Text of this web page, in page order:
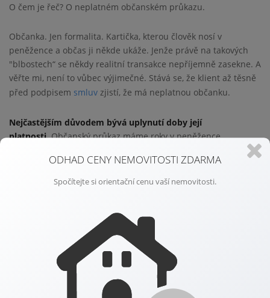
O čem je řeč? O neplatném občanském průkazu.
Občanka. Jen formalita. Kartička, kterou člověk nosí v
peněžence a občas ji někde ukáže. Jenže právě na takových
"blbostech“ se někdy realitní transakce nepříjemně zasekne. A
věřte mi, není to vůbec výjimečné. Stává se, že klient až těsně
před podpisem smluv zjistí, že má neplatnou občanku.
Nejčastějším důvodem bývá uplynutí doby její
platnosti. Občanský průkaz máme roky v peněžence,
automaticky ho používáme a mnoho lidí si ani nevšimne, že
platnost už dávno skončila.
nebo ovdovění, pokud máte v občanském průkazu uvedený
I v takovém případě je potřeba požádat o nový
A právě tady bývá problém. Lidé to často netuší nebo to
odkládají s tím, že to ničemu nevadí. Jenže to tak není.
ODHAD CENY NEMOVITOSTI ZDARMA
Spočítejte si orientační cenu vaší nemovitosti.